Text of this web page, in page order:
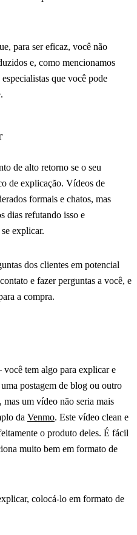
para ser eficaz, você não
e, como mencionamos
que você pode
de alto retorno se o seu
de explicação. Vídeos de
formais e chatos, mas
dias refutando isso e
explicar.
dos clientes em potencial
e fazer perguntas a você, e
a compra.
tem algo para explicar e
postagem de blog ou outro
mas um vídeo não seria mais
da Venmo. Este vídeo clean e
o produto deles. É fácil
muito bem em formato de
colocá-lo em formato de